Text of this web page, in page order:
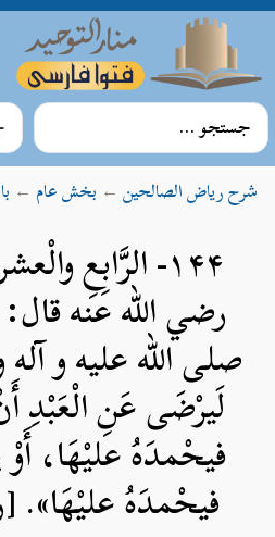
شرح ریاض الصالحین ← بخش عام ←
۱۴۴- الرَّابِعِ
رضي الله عنه
صلی الله علیه و
لَيرْضَى عَنِ الْعَبْدِ
فيحْمدَهُ عليْهَا،
فيحْمدَهُ عليْهَا».